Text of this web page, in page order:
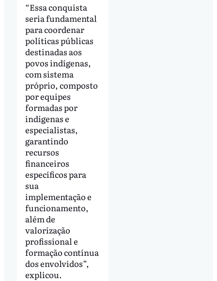
“Essa conquista
seria fundamental
para coordenar
políticas públicas
destinadas aos
povos indígenas,
com sistema
próprio, composto
por equipes
formadas por
indígenas e
especialistas,
garantindo
recursos
financeiros
específicos para
sua
implementação e
funcionamento,
além de
valorização
profissional e
formação contínua
dos envolvidos”,
explicou.